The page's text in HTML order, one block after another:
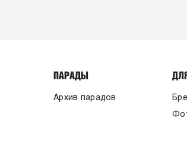
ПАРАДЫ
Архив парадов